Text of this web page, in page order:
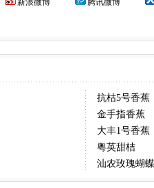
新浪微博 腾讯微博
抗枯5号香蕉
金手指香蕉
大丰1号香蕉
粤英甜桔
汕农玫瑰蝴